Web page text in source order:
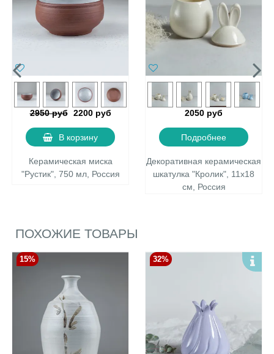
2950 руб 2200 руб
В корзину
Керамическая миска
"Рустик", 750 мл, Россия
2050 руб
Подробнее
Декоративная керамическая
шкатулка "Кролик", 11х18
см, Россия
ПОХОЖИЕ ТОВАРЫ
15% 32%